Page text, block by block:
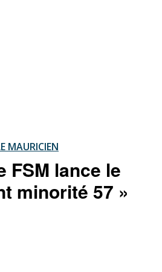
MAURICIEN
FSM lance le
minorité 57 »